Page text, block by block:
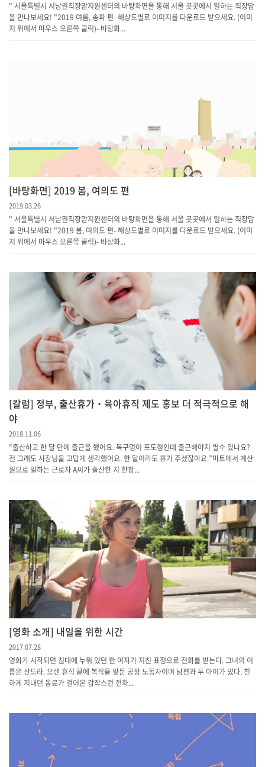
" 서울특별시 서남권직장맘지원센터의 바탕화면을 통해 서울 곳곳에서 일하는 직장맘
을 만나보세요! "2019 여름, 송파 편- 해상도별로 이미지를 다운로드 받으세요. (이미
지 위에서 마우스 오른쪽 클릭)- 바탕화...
[바탕화면] 2019 봄, 여의도 편
2019.03.26
" 서울특별시 서남권직장맘지원센터의 바탕화면을 통해 서울 곳곳에서 일하는 직장맘
을 만나보세요! "2019 봄, 여의도 편- 해상도별로 이미지를 다운로드 받으세요. (이미
지 위에서 마우스 오른쪽 클릭)- 바탕화...
[칼럼] 정부, 출산휴가‧육아휴직 제도 홍보 더 적극적으로 해
야
2018.11.06
“출산하고 한 달 만에 출근을 했어요. 목구멍이 포도청인데 출근해야지 별수 있나요?
전 그래도 사장님을 고맙게 생각했어요. 한 달이라도 휴가 주셨잖아요.”마트에서 계산
원으로 일하는 근로자 A씨가 출산한 지 한참...
[영화 소개] 내일을 위한 시간
2017.07.28
영화가 시작되면 침대에 누워 있던 한 여자가 지친 표정으로 전화를 받는다. 그녀의 이
름은 산드라. 오랜 휴직 끝에 복직을 앞둔 공장 노동자이며 남편과 두 아이가 있다. 친
하게 지내던 동료가 걸어온 갑작스런 전화...